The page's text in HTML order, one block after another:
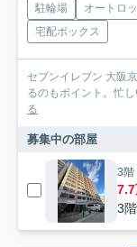
駐輪場 オートロ
宅配ボックス
セブンイレブン 大阪
るのもポイント。忙
る
募集中の部屋
3階
7.7
3